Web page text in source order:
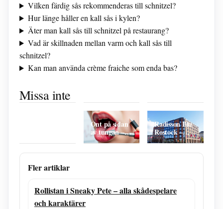
Vilken färdig sås rekommenderas till schnitzel?
Hur länge håller en kall sås i kylen?
Äter man kall sås till schnitzel på restaurang?
Vad är skillnaden mellan varm och kall sås till
schnitzel?
Kan man använda crème fraiche som enda bas?
Missa inte
Schnitzel – 5
Enkla Recept
fakta
Hur mycket
får man dra
Ont på sidan
av tungan –
orsaker och
söka vård
Radisson Blu
Rostock –
lyxhotell eller
behöver veta
Fler artiklar
Rollistan i Sneaky Pete – alla skådespelare
och karaktärer